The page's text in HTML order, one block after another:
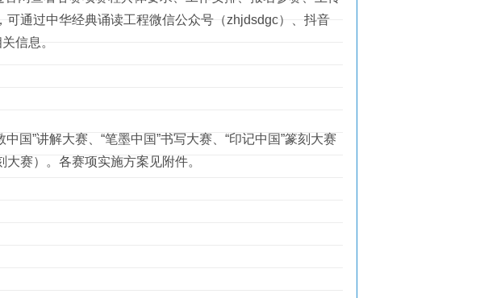
通过中华经典诵读工程微信公众号（zhjdsdgc）、抖音
信息。
”讲解大赛、“笔墨中国”书写大赛、“印记中国”篆刻大赛
赛）。各赛项实施方案见附件。